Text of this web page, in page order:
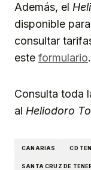
Además, el
disponible
consultar
este formulario.
Consulta toda
al Heliodoro
CANARIAS CD
SANTA CRUZ DE